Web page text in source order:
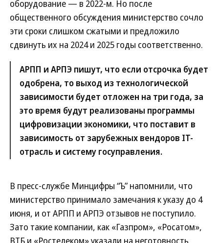
оборудование — в 2022-м. Но после
общественного обсуждения министерство сочло
эти сроки слишком сжатыми и предложило
сдвинуть их на 2024 и 2025 годы соответственно.
АРПП и АРПЭ пишут, что если отсрочка будет
одобрена, то выход из технологической
зависимости будет отложен на три года, за
это время будут реализованы программы
цифровизации экономики, что поставит в
зависимость от зарубежных вендоров IT-
отрасль и систему госуправления.
В пресс-службе Минцифры “Ъ” напомнили, что
министерство принимало замечания к указу до 4
июня, и от АРПП и АРПЭ отзывов не поступило.
Зато такие компании, как «Газпром», «Росатом»,
ВТБ и «Ростелеком» указали на неготовность